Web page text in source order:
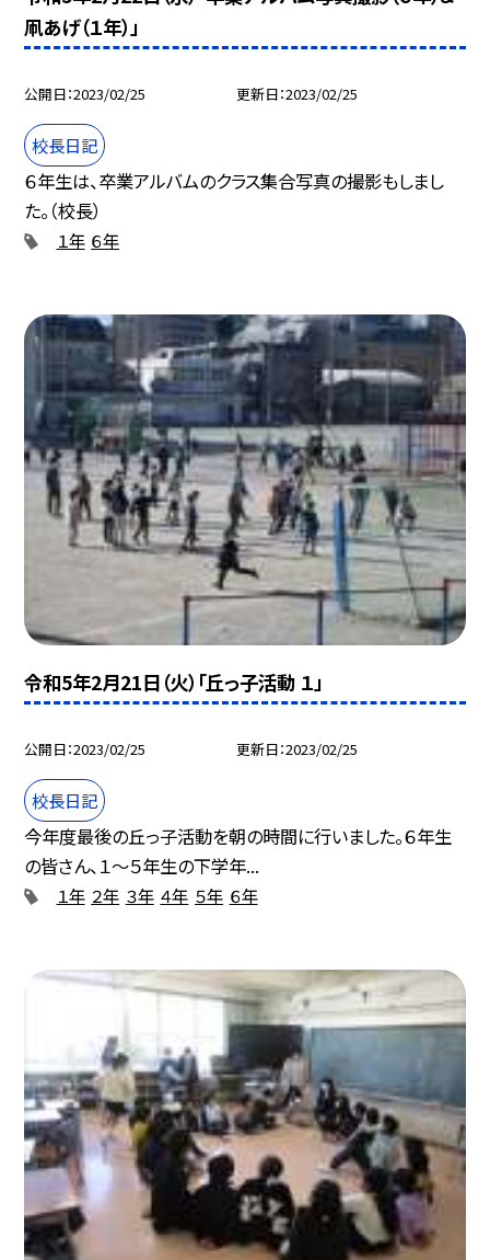
凧あげ（１年）」
公開日 2023/02/25 更新日 2023/02/25
校長日記
６年生は、卒業アルバムのクラス集合写真の撮影もしまし
た。（校長）
１年 ６年
令和5年2月21日（火）「丘っ子活動 １」
公開日 2023/02/25 更新日 2023/02/25
校長日記
今年度最後の丘っ子活動を朝の時間に行いました。６年生
の皆さん、１〜５年生の下学年...
１年 ２年 ３年 ４年 ５年 ６年